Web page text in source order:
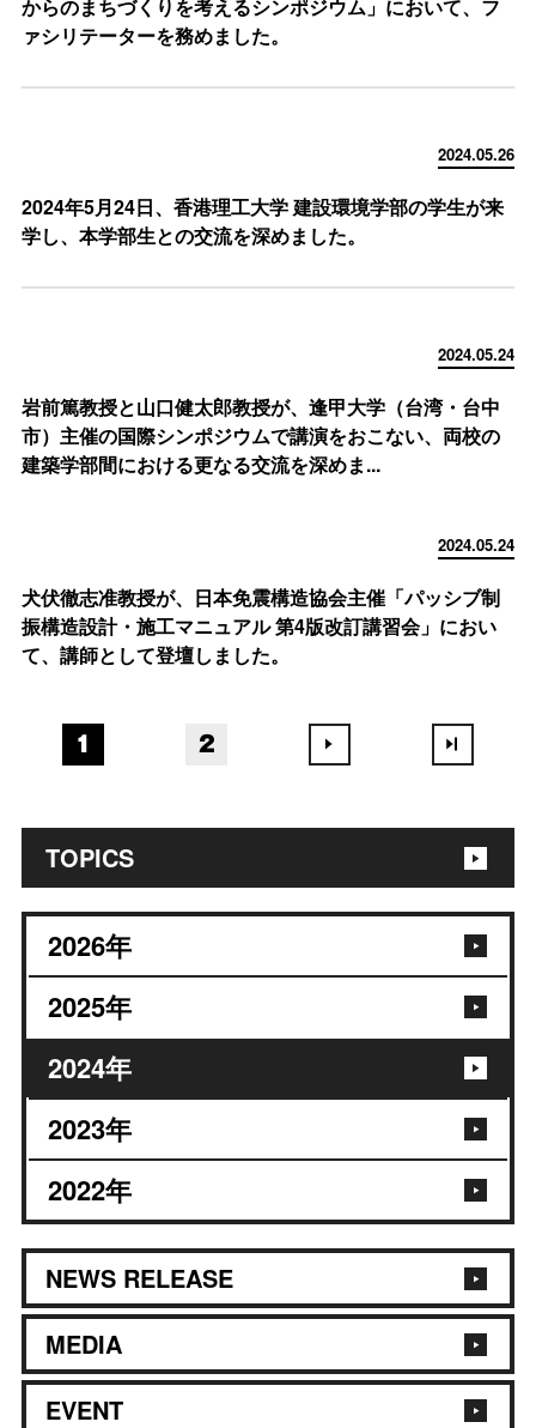
TOPICS
2026年
2025年
2024年
2023年
2022年
NEWS RELEASE
MEDIA
EVENT
からのまちづくりを考えるシンポジウム」において、フ
ァシリテーターを務めました。
2024.05.26
2024年5月24日、香港理工大学 建設環境学部の学生が来
学し、本学部生との交流を深めました。
2024.05.24
岩前篤教授と山口健太郎教授が、逢甲大学（台湾・台中
市）主催の国際シンポジウムで講演をおこない、両校の
建築学部間における更なる交流を深めま...
2024.05.24
犬伏徹志准教授が、日本免震構造協会主催「パッシブ制
振構造設計・施工マニュアル 第4版改訂講習会」におい
て、講師として登壇しました。
1 2